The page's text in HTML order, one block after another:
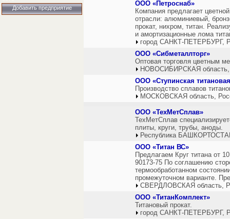
Добавить предприятие
ООО «Петроснаб»
Компания предлагает
отрасли: алюминиевый,
прокат, нихром, титан.
и амортизационные лома
город САНКТ-ПЕТЕРБУРГ,
ООО «Сибметаллторг»
Оптовая торговля цветным
НОВОСИБИРСКАЯ область,
ООО «Ступинская
Производство сплавов
МОСКОВСКАЯ область,
ООО «ТехМетСплав»
ТехМетСплав
плиты, круги, трубы, аноды.
Республика
ООО «Титан ВС»
Предлагаем Круг титана от
90173-75 По соглашению
термообработанном
промежуточном варианте.
СВЕРДЛОВСКАЯ область,
ООО «ТитанКомплект»
Титановый прокат.
город САНКТ-ПЕТЕРБУРГ,